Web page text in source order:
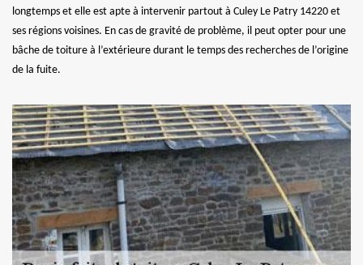
longtemps et elle est apte à intervenir partout à Culey Le Patry 14220 et
ses régions voisines. En cas de gravité de problème, il peut opter pour une
bâche de toiture à l’extérieure durant le temps des recherches de l’origine
de la fuite.